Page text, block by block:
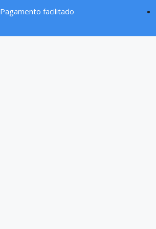
Pagamento facilitado